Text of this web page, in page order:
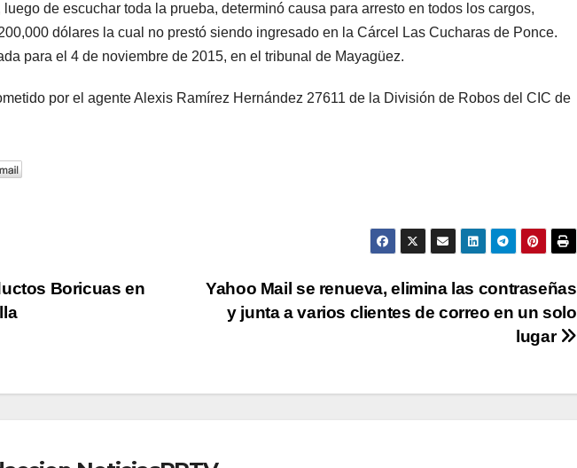
luego de escuchar toda la prueba, determinó causa para arresto en todos los cargos,
dólares la cual no prestó siendo ingresado en la Cárcel Las Cucharas de Ponce.
para el 4 de noviembre de 2015, en el tribunal de Mayagüez.
por el agente Alexis Ramírez Hernández 27611 de la División de Robos del CIC de
Yahoo Mail se renueva, elimina las contraseñas
y junta a varios clientes de correo en un solo
lugar
Boricuas en